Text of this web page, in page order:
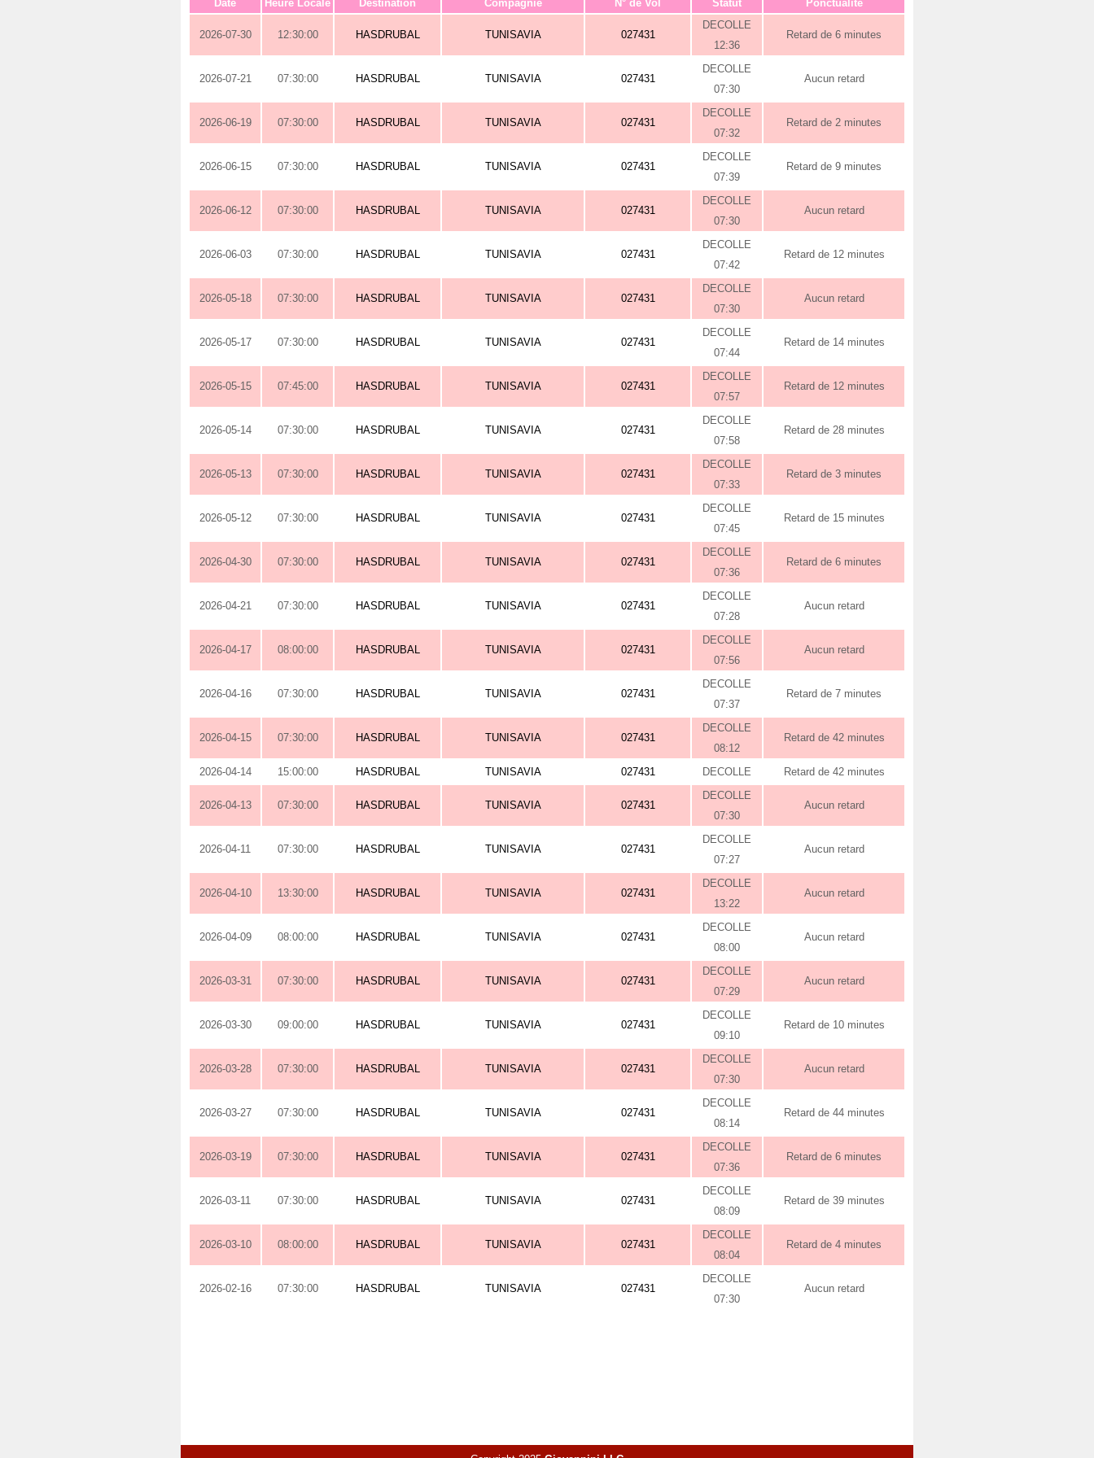
Date Heure Locale Destination Compagnie N° de Vol Statut Ponctualité
2026-07-30 12:30:00 HASDRUBAL TUNISAVIA 027431
DECOLLE
12:36
Retard de 6 minutes
2026-07-21 07:30:00 HASDRUBAL TUNISAVIA 027431
DECOLLE
07:30
Aucun retard
2026-06-19 07:30:00 HASDRUBAL TUNISAVIA 027431
DECOLLE
07:32
Retard de 2 minutes
2026-06-15 07:30:00 HASDRUBAL TUNISAVIA 027431
DECOLLE
07:39
Retard de 9 minutes
2026-06-12 07:30:00 HASDRUBAL TUNISAVIA 027431
DECOLLE
07:30
Aucun retard
2026-06-03 07:30:00 HASDRUBAL TUNISAVIA 027431
DECOLLE
07:42
Retard de 12 minutes
2026-05-18 07:30:00 HASDRUBAL TUNISAVIA 027431
DECOLLE
07:30
Aucun retard
2026-05-17 07:30:00 HASDRUBAL TUNISAVIA 027431
DECOLLE
07:44
Retard de 14 minutes
2026-05-15 07:45:00 HASDRUBAL TUNISAVIA 027431
DECOLLE
07:57
Retard de 12 minutes
2026-05-14 07:30:00 HASDRUBAL TUNISAVIA 027431
DECOLLE
07:58
Retard de 28 minutes
2026-05-13 07:30:00 HASDRUBAL TUNISAVIA 027431
DECOLLE
07:33
Retard de 3 minutes
2026-05-12 07:30:00 HASDRUBAL TUNISAVIA 027431
DECOLLE
07:45
Retard de 15 minutes
2026-04-30 07:30:00 HASDRUBAL TUNISAVIA 027431
DECOLLE
07:36
Retard de 6 minutes
2026-04-21 07:30:00 HASDRUBAL TUNISAVIA 027431
DECOLLE
07:28
Aucun retard
2026-04-17 08:00:00 HASDRUBAL TUNISAVIA 027431
DECOLLE
07:56
Aucun retard
2026-04-16 07:30:00 HASDRUBAL TUNISAVIA 027431
DECOLLE
07:37
Retard de 7 minutes
2026-04-15 07:30:00 HASDRUBAL TUNISAVIA 027431
DECOLLE
08:12
Retard de 42 minutes
2026-04-14 15:00:00 HASDRUBAL TUNISAVIA 027431 DECOLLE Retard de 42 minutes
2026-04-13 07:30:00 HASDRUBAL TUNISAVIA 027431
DECOLLE
07:30
Aucun retard
2026-04-11 07:30:00 HASDRUBAL TUNISAVIA 027431
DECOLLE
07:27
Aucun retard
2026-04-10 13:30:00 HASDRUBAL TUNISAVIA 027431
DECOLLE
13:22
Aucun retard
2026-04-09 08:00:00 HASDRUBAL TUNISAVIA 027431
DECOLLE
08:00
Aucun retard
2026-03-31 07:30:00 HASDRUBAL TUNISAVIA 027431
DECOLLE
07:29
Aucun retard
2026-03-30 09:00:00 HASDRUBAL TUNISAVIA 027431
DECOLLE
09:10
Retard de 10 minutes
2026-03-28 07:30:00 HASDRUBAL TUNISAVIA 027431
DECOLLE
07:30
Aucun retard
2026-03-27 07:30:00 HASDRUBAL TUNISAVIA 027431
DECOLLE
08:14
Retard de 44 minutes
2026-03-19 07:30:00 HASDRUBAL TUNISAVIA 027431
DECOLLE
07:36
Retard de 6 minutes
2026-03-11 07:30:00 HASDRUBAL TUNISAVIA 027431
DECOLLE
08:09
Retard de 39 minutes
2026-03-10 08:00:00 HASDRUBAL TUNISAVIA 027431
DECOLLE
08:04
Retard de 4 minutes
2026-02-16 07:30:00 HASDRUBAL TUNISAVIA 027431
DECOLLE
07:30
Aucun retard